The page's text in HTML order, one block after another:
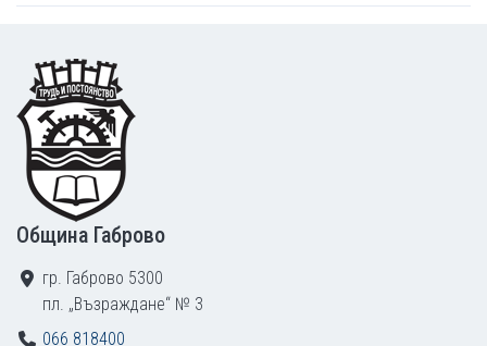
Footer
Община Габрово
гр. Габрово 5300
пл. „Възраждане“ № 3
066 818400